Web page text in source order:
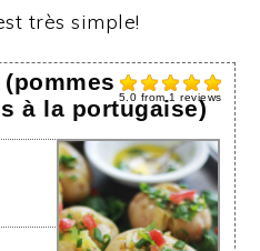
très simple!
5.0 from 1 reviews
à la portugaise)